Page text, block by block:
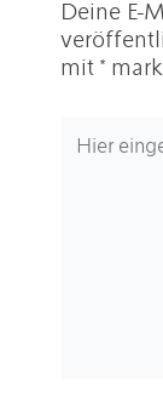
Deine E-
mit *